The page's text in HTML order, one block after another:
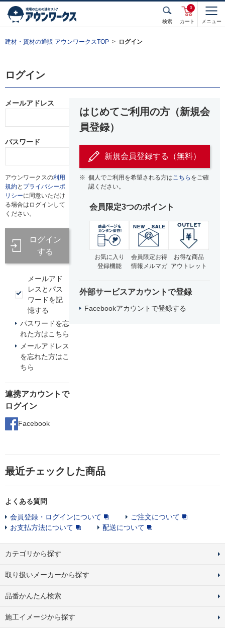
検索 カート
0
メニュー
建材・資材の通販 アウンワークスTOP ログイン
ログイン
メールアドレス
パスワード
アウンワークスの利用
規約と プライバシーポ
リシーに同意いただけ
る場合はログインして
ください。
ログイン
する
メールアド
レスとパス
ワードを記
憶する
パスワードを忘
れた方はこちら
メールアドレス
を忘れた方はこ
ちら
連携アカウントで
ログイン
Facebook
はじめてご利用の方（新規会
員登録）
新規会員登録する（無料）
※ 個人でご利用を希望される方はこちら をご確
認ください。
会員限定3つのポイント
お気に入り
登録機能
会員限定お得
情報メルマガ
お得な商品
アウトレット
外部サービスアカウントで登録
Facebookアカウントで登録する
最近チェックした商品
よくある質問
会員登録・ログインについて
ご注文について
お支払方法について
配送について
カテゴリから探す
取り扱いメーカーから探す
品番かんたん検索
施工イメージから探す